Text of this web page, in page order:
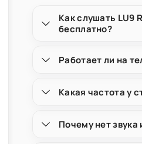
Как слушать LU9
бесплатно?
Работает ли на
Какая частота у
Почему нет звука